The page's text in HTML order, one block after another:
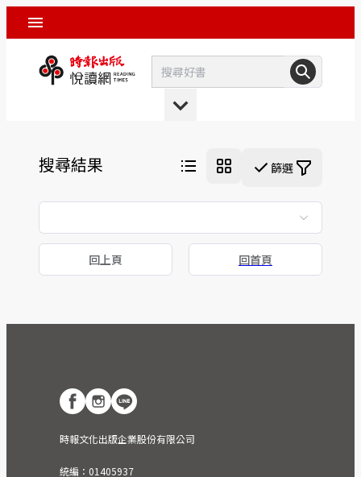
搜尋結果 篩選
回上頁 回首頁
時報文化出版企業股份有限公司
統編：01405937